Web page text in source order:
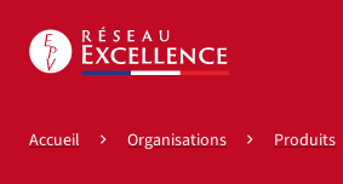
Accueil Organisations Produits